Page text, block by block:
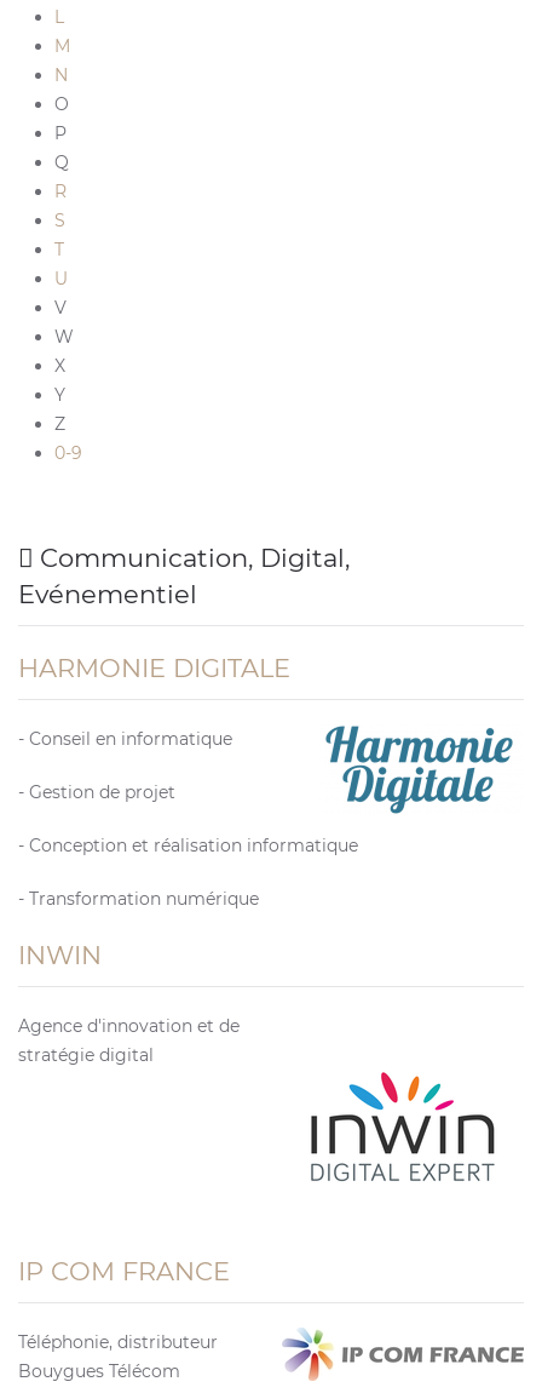
L
M
N
O
P
Q
R
S
T
U
V
W
X
Y
Z
0-9
Communication, Digital,
Evénementiel
HARMONIE DIGITALE
- Conseil en informatique
- Gestion de projet
- Conception et réalisation informatique
- Transformation numérique
INWIN
Agence d'innovation et de
stratégie digital
IP COM FRANCE
Téléphonie, distributeur
Bouygues Télécom